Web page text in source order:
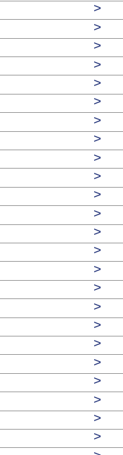
>
>
>
>
>
>
>
>
>
>
>
>
>
>
>
>
>
>
>
>
>
>
>
>